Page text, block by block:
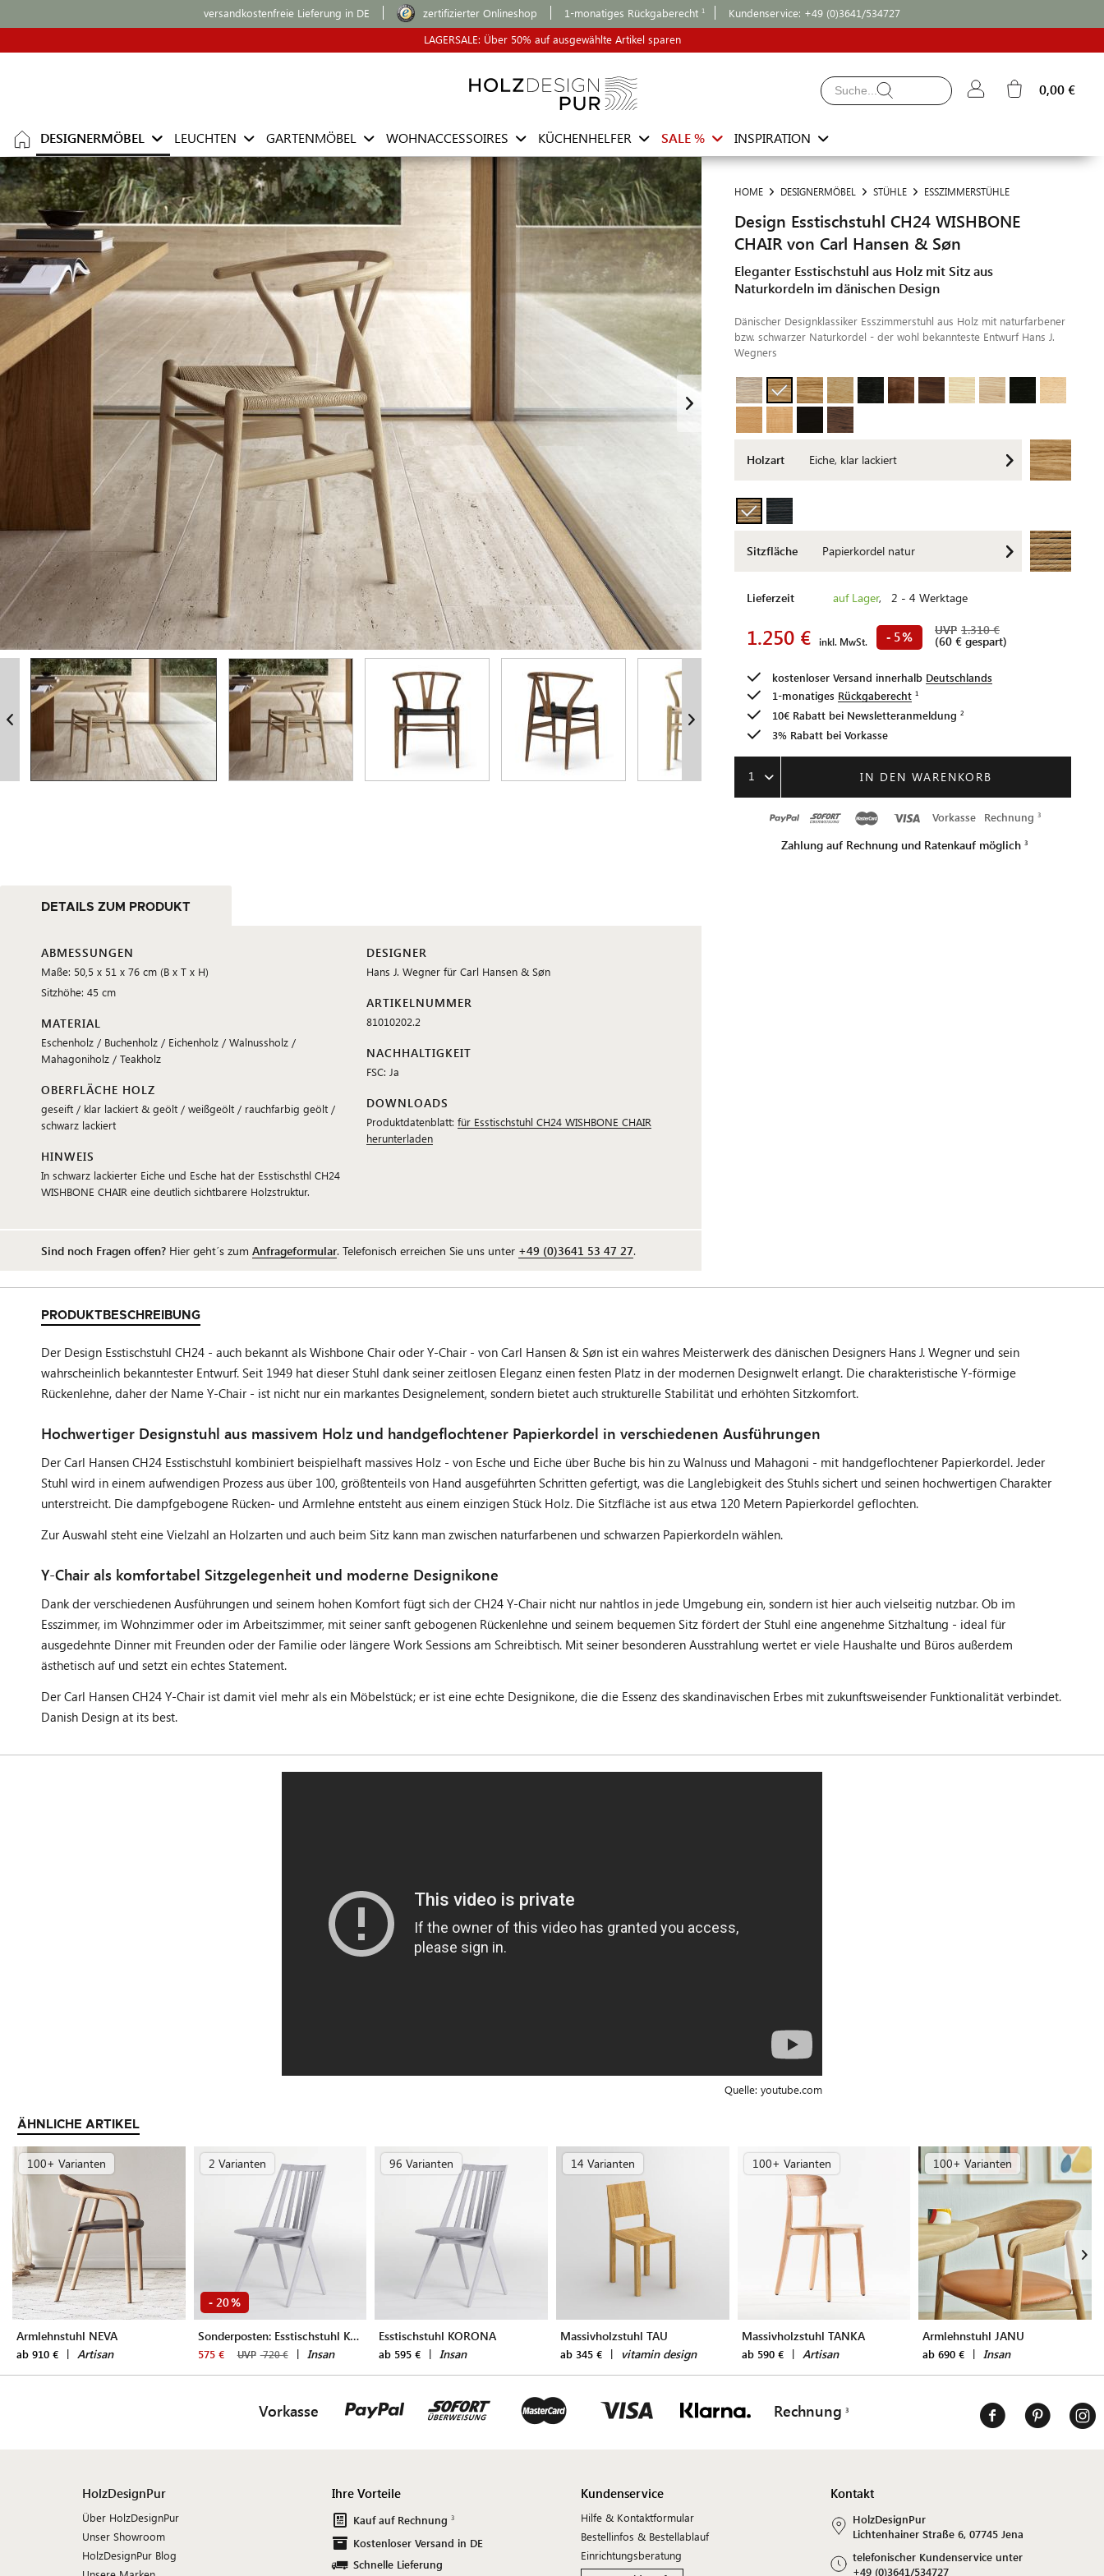
versandkostenfreie Lieferung in DE zertifizierter Onlineshop 1-monatiges Rückgaberecht Kundenservice: +49 (0)3641/534727
LAGERSALE: Über 50% auf ausgewählte Artikel sparen
0,00 €
DESIGNERMÖBEL LEUCHTEN GARTENMÖBEL WOHNACCESSOIRES KÜCHENHELFER SALE % INSPIRATION
HOME DESIGNERMÖBEL STÜHLE ESSZIMMERSTÜHLE
Design Esstischstuhl CH24 WISHBONE
CHAIR von Carl Hansen & Søn
Eleganter Esstischstuhl aus Holz mit Sitz aus
Naturkordeln im dänischen Design
Dänischer Designklassiker Esszimmerstuhl aus Holz mit naturfarbener
bzw. schwarzer Naturkordel - der wohl bekannteste Entwurf Hans J.
Wegners
Holzart Eiche, klar lackiert
Sitzfläche Papierkordel natur
Lieferzeit auf Lager, 2 - 4 Werktage
1.250 € inkl. MwSt. - 5%
UVP 1.310 €
(60 € gespart)
kostenloser Versand innerhalb Deutschlands
1-monatiges Rückgaberecht
10€ Rabatt bei Newsletteranmeldung
3% Rabatt bei Vorkasse
1 IN DEN WARENKORB
Vorkasse Rechnung
Zahlung auf Rechnung und Ratenkauf möglich
DETAILS ZUM PRODUKT
ABMESSUNGEN
Maße: 50,5 x 51 x 76 cm (B x T x H)
Sitzhöhe: 45 cm
MATERIAL
Eschenholz / Buchenholz / Eichenholz / Walnussholz /
Mahagoniholz / Teakholz
OBERFLÄCHE HOLZ
geseift / klar lackiert & geölt / weißgeölt / rauchfarbig geölt /
schwarz lackiert
HINWEIS
In schwarz lackierter Eiche und Esche hat der Esstischsthl CH24
WISHBONE CHAIR eine deutlich sichtbarere Holzstruktur.
DESIGNER
Hans J. Wegner für Carl Hansen & Søn
ARTIKELNUMMER
81010202.2
NACHHALTIGKEIT
FSC: Ja
DOWNLOADS
Produktdatenblatt: für Esstischstuhl CH24 WISHBONE CHAIR
herunterladen
Sind noch Fragen offen? Hier geht´s zum Anfrageformular. Telefonisch erreichen Sie uns unter +49 (0)3641 53 47 27.
PRODUKTBESCHREIBUNG
Der Design Esstischstuhl CH24 - auch bekannt als Wishbone Chair oder Y-Chair - von Carl Hansen & Søn ist ein wahres Meisterwerk des dänischen Designers Hans J. Wegner und sein
wahrscheinlich bekanntester Entwurf. Seit 1949 hat dieser Stuhl dank seiner zeitlosen Eleganz einen festen Platz in der modernen Designwelt erlangt. Die charakteristische Y-förmige
Rückenlehne, daher der Name Y-Chair - ist nicht nur ein markantes Designelement, sondern bietet auch strukturelle Stabilität und erhöhten Sitzkomfort.
Hochwertiger Designstuhl aus massivem Holz und handgeflochtener Papierkordel in verschiedenen Ausführungen
Der Carl Hansen CH24 Esstischstuhl kombiniert beispielhaft massives Holz - von Esche und Eiche über Buche bis hin zu Walnuss und Mahagoni - mit handgeflochtener Papierkordel. Jeder
Stuhl wird in einem aufwendigen Prozess aus über 100, größtenteils von Hand ausgeführten Schritten gefertigt, was die Langlebigkeit des Stuhls sichert und seinen hochwertigen Charakter
unterstreicht. Die dampfgebogene Rücken- und Armlehne entsteht aus einem einzigen Stück Holz. Die Sitzfläche ist aus etwa 120 Metern Papierkordel geflochten.
Zur Auswahl steht eine Vielzahl an Holzarten und auch beim Sitz kann man zwischen naturfarbenen und schwarzen Papierkordeln wählen.
Y-Chair als komfortabel Sitzgelegenheit und moderne Designikone
Dank der verschiedenen Ausführungen und seinem hohen Komfort fügt sich der CH24 Y-Chair nicht nur nahtlos in jede Umgebung ein, sondern ist hier auch vielseitig nutzbar. Ob im
Esszimmer, im Wohnzimmer oder im Arbeitszimmer, mit seiner sanft gebogenen Rückenlehne und seinem bequemen Sitz fördert der Stuhl eine angenehme Sitzhaltung - ideal für
ausgedehnte Dinner mit Freunden oder der Familie oder längere Work Sessions am Schreibtisch. Mit seiner besonderen Ausstrahlung wertet er viele Haushalte und Büros außerdem
ästhetisch auf und setzt ein echtes Statement.
Der Carl Hansen CH24 Y-Chair ist damit viel mehr als ein Möbelstück; er ist eine echte Designikone, die die Essenz des skandinavischen Erbes mit zukunftsweisender Funktionalität verbindet.
Danish Design at its best.
Quelle:youtube.com
ÄHNLICHE ARTIKEL
100+ Varianten
Armlehnstuhl NEVA
ab 910 € | Artisan
2 Varianten
- 20%
Sonderposten: Esstischstuhl KORONA
575 € UVP 720 € | Insan
96 Varianten
Esstischstuhl KORONA
ab 595 € | Insan
14 Varianten
Massivholzstuhl TAU
ab 345 € | vitamin design
100+ Varianten
Massivholzstuhl TANKA
ab 590 € | Artisan
100+ Varianten
Armlehnstuhl JANU
ab 690 € | Insan
Vorkasse Rechnung
HolzDesignPur
Über HolzDesignPur
Unser Showroom
HolzDesignPur Blog
Ihre Vorteile
Kauf auf Rechnung
Kostenloser Versand in DE
Schnelle Lieferung
Kundenservice
Hilfe & Kontaktformular
Bestellinfos & Bestellablauf
Einrichtungsberatung
Kontakt
HolzDesignPur
Lichtenhainer Straße 6, 07745 Jena
telefonischer Kundenservice unter
+49 (0)3641/534727